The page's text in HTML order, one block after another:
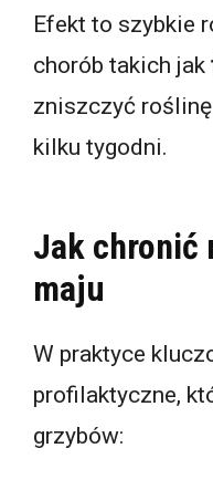
Efekt to szybkie
chorób takich jak
zniszczyć
kilku tygodni.
Jak chronić
maju
W praktyce
profilaktyczne,
grzybów: